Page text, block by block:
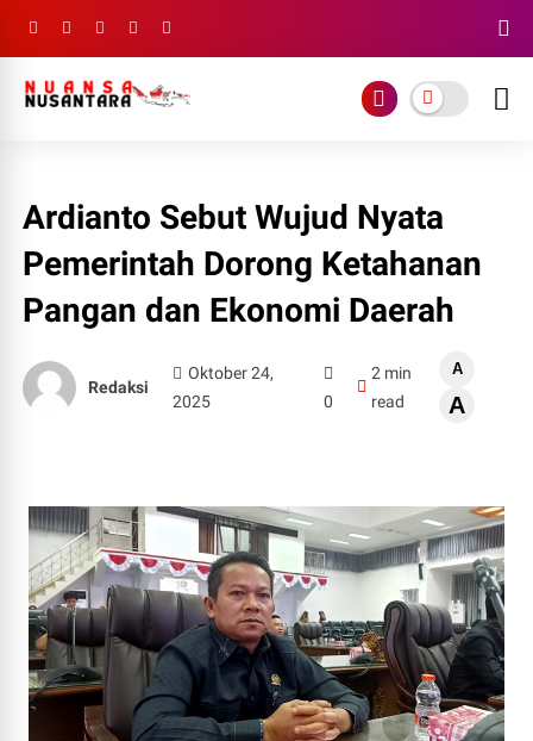
Ardianto Sebut Wujud Nyata
Pemerintah Dorong Ketahanan
Pangan dan Ekonomi Daerah
Redaksi
Oktober 24,
2025
0
2 min
read
A
A